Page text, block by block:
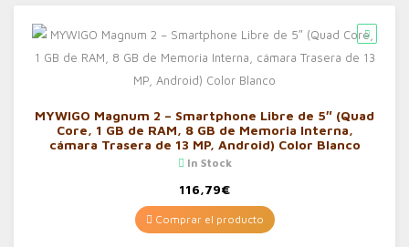
MYWIGO Magnum 2 – Smartphone Libre de 5″ (Quad
Core, 1 GB de RAM, 8 GB de Memoria Interna,
cámara Trasera de 13 MP, Android) Color Blanco
In Stock
116,79€
Comprar el producto